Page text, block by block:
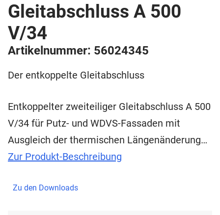
Gleitabschluss A 500
V/34
Artikelnummer: 56024345
Der entkoppelte Gleitabschluss
Entkoppelter zweiteiliger Gleitabschluss A 500
V/34 für Putz- und WDVS-Fassaden mit
Ausgleich der thermischen Längenänderung…
Zur Produkt-Beschreibung
Zu den Downloads